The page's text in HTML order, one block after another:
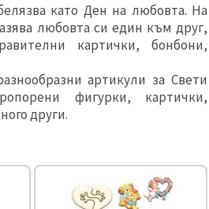
като Ден на любовта. На
любовта си един към друг,
картички, бонбони,
артикули за Свети
фигурки, картички,
други.